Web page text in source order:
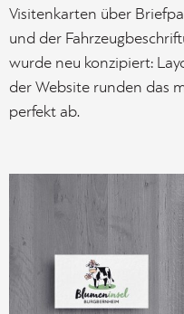
Visitenkarten über
und der
wurde neu konzipiert:
der Website runden das
perfekt ab.